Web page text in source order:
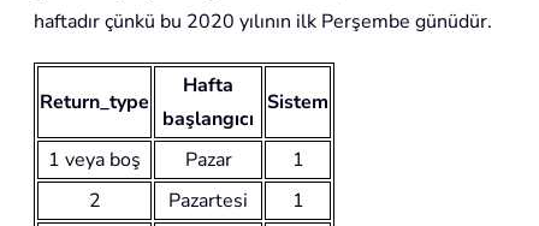
haftadır çünkü bu 2020 yılının ilk Perşembe günüdür.
Return_type
Hafta
başlangıcı
Sistem
1 veya boş Pazar
1
2
Pazartesi
1